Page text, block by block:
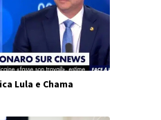
Lula e Chama